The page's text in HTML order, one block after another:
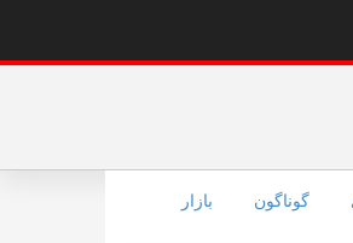
گوناگون بازار